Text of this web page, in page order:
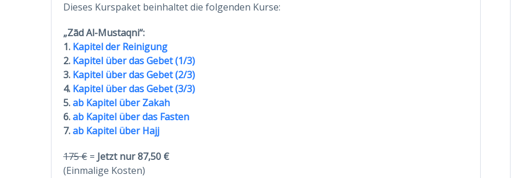
Dieses Kurspaket beinhaltet die folgenden Kurse:
„Zād Al-Mustaqni“:
1. Kapitel der Reinigung
2. Kapitel über das Gebet (1/3)
3. Kapitel über das Gebet (2/3)
4. Kapitel über das Gebet (3/3)
5.ab Kapitel über Zakah
6.ab Kapitel über das Fasten
7.ab Kapitel über Hajj
175 € = Jetzt nur 87,50 €
(Einmalige Kosten)